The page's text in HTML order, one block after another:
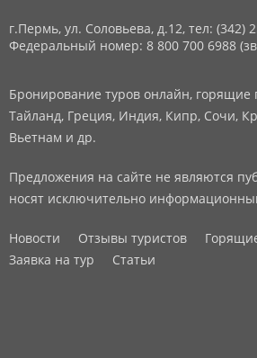
г.Пермь, ул. Соловьева, д.12, тел: (342)
Федеральный номер: 8 800 700 6988
Бронирование туров онлайн, горящие
Тайланд, Греция, Индия, Кипр, Сочи,
Вьетнам и др.
Предложения на сайте не являются
носят исключительно
Новости Отзывы туристов
Заявка на тур
Статьи